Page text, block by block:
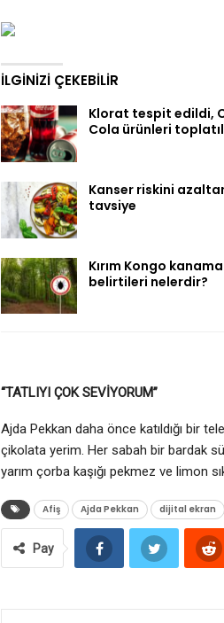
İLGINIZI ÇEKEBILIR
Klorat tespit edildi,
Cola ürünleri
Kanser riskini
tavsiye
Kırım Kongo
belirtileri nelerdir?
“TATLIYI ÇOK SEVİYORUM”
Ajda Pekkan daha önce katıldığı bir
çikolata yerim. Her sabah bir bardak
yarım çorba kaşığı pekmez ve limon
Afiş Ajda Pekkan dijital ekran
Pay